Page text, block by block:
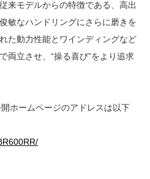
来モデルからの特徴である、高出
敏なハンドリングにさらに磨きを
た動力性能とワインディングなど
両立させ、“操る喜び”をより追求
ホームページのアドレスは以下